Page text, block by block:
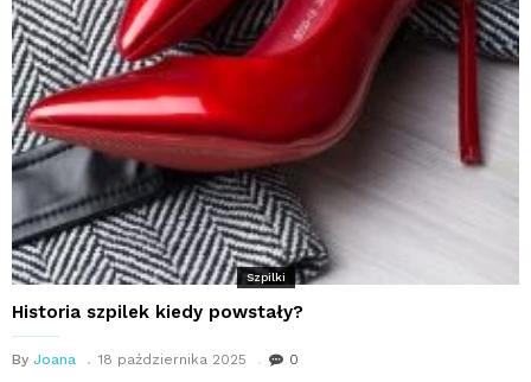
Szpilki
Historia szpilek kiedy powstały?
By Joana 18 października 2025 0